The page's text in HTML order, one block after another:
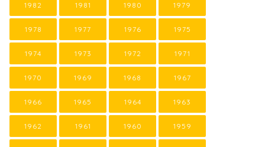
1982 1981 1980 1979
1978 1977 1976 1975
1974 1973 1972 1971
1970 1969 1968 1967
1966 1965 1964 1963
1962 1961 1960 1959